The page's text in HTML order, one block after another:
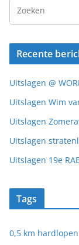
Recente
Uitslagen @
Uitslagen Wim
Uitslagen
Uitslagen
Uitslagen 19e
Tags
0,5 km hardlopen